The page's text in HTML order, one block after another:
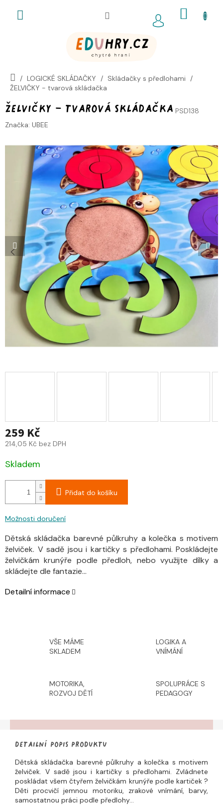
obsah
LOGICKÉ SKLÁDAČKY
Skládačky s předlohami
ŽELVIČKY - tvarová skládačka
ŽELVIČKY - tvarová skládačka PSD138
Značka: UBEE
259 Kč
214,05 Kč bez DPH
Skladem
Přidat do košíku
Možnosti doručení
Dětská skládačka barevné půlkruhy a kolečka s motivem
želviček. V sadě jsou i kartičky s předlohami. Poskládejte
želvičkám krunýře podle předloh, nebo využijte dílky a
skládejte dle fantazie...
Detailní informace
VŠE MÁME
SKLADEM
LOGIKA A
VNÍMÁNÍ
MOTORIKA,
ROZVOJ DĚTÍ
SPOLUPRÁCE S
PEDAGOGY
Detailní popis produktu
Dětská skládačka barevné půlkruhy a kolečka s motivem
želviček. V sadě jsou i kartičky s předlohami. Zvládnete
poskládat všem čtyřem želvičkám krunýře podle kartiček ?
Děti procvičí jemnou motoriku, zrakové vnímání, barvy,
samostatnou práci podle předlohy...